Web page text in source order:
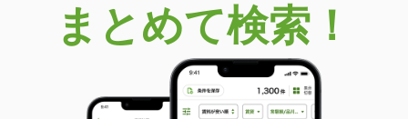
まとめて検索！